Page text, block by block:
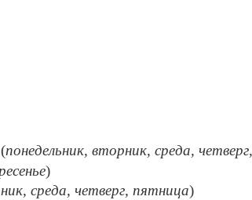
понедельник, вторник, среда,
)
среда, четверг, пятница)